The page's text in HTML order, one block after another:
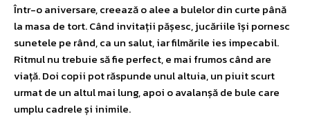
Într-o aniversare, creează o alee a bulelor din curte până
la masa de tort. Când invitații pășesc, jucăriile își pornesc
sunetele pe rând, ca un salut, iar filmările ies impecabil.
Ritmul nu trebuie să fie perfect, e mai frumos când are
viață. Doi copii pot răspunde unul altuia, un piuit scurt
urmat de un altul mai lung, apoi o avalanșă de bule care
umplu cadrele și inimile.